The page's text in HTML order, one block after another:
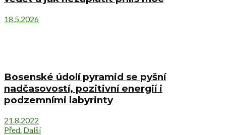
18.5.2026
Bosenské údolí pyramid se pyšní
nadčasovostí, pozitivní energií i
podzemními labyrinty
21.8.2022
Před. Další